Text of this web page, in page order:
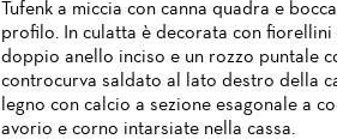
Tufenk a miccia con canna quadra e
profilo. In culatta è decorata con
doppio anello inciso e un rozzo puntale
controcurva saldato al lato destro della
legno con calcio a sezione esagonale a
avorio e corno intarsiate nella cassa.